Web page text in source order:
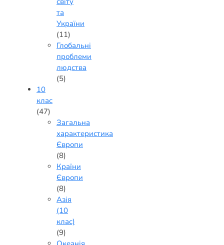
та
України
(11)
Глобальні
проблеми
людства
(5)
10
клас
(47)
Загальна
характеристика
Європи
(8)
Країни
Європи
(8)
Азія
(10
клас)
(9)